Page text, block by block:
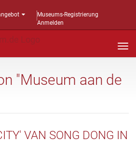
Museums-Registrierung
Anmelden
"Museum aan de
VAN SONG DONG IN